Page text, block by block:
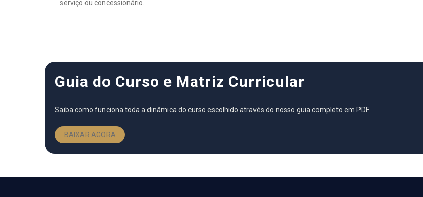
serviço ou concessionário.
Guia do Curso e Matriz Curricular
Saiba como funciona toda a dinâmica do curso escolhido através do nosso guia completo em PDF.
BAIXAR AGORA